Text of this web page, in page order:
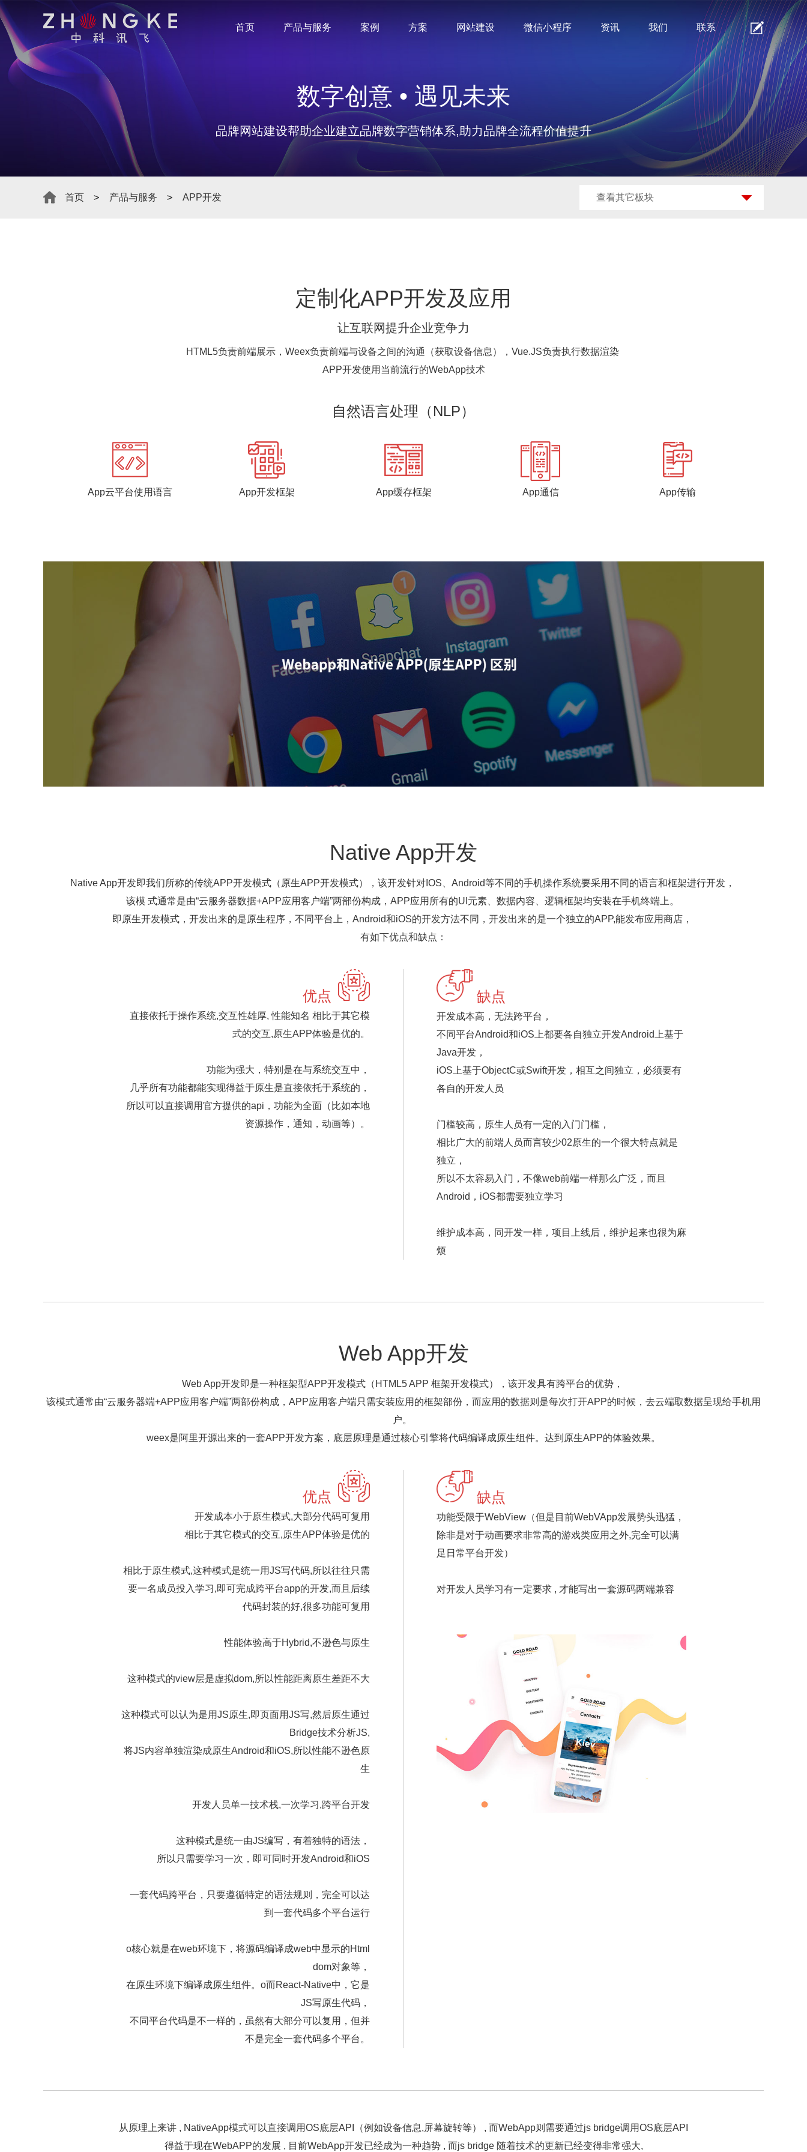
首页 产品与服务 案例 方案 网站建设 微信小程序 资讯 我们 联系
数字创意 • 遇见未来
品牌网站建设帮助企业建立品牌数字营销体系,助力品牌全流程价值提升
首页 产品与服务 APP开发 查看其它板块
定制化APP开发及应用
让互联网提升企业竞争力
HTML5负责前端展示，Weex负责前端与设备之间的沟通（获取设备信息），Vue.JS负责执行数据渲染
APP开发使用当前流行的WebApp技术
自然语言处理（NLP）
App云平台使用语言 App开发框架 App缓存框架 App通信 App传输
Native App开发
Native App开发即我们所称的传统APP开发模式（原生APP开发模式），该开发针对IOS、Android等不同的手机操作系统要采用不同的语言和框架进行开发，
该模 式通常是由“云服务器数据+APP应用客户端”两部份构成，APP应用所有的UI元素、数据内容、逻辑框架均安装在手机终端上。
即原生开发模式，开发出来的是原生程序，不同平台上，Android和iOS的开发方法不同，开发出来的是一个独立的APP,能发布应用商店，
有如下优点和缺点：
优点
直接依托于操作系统,交互性雄厚, 性能知名 相比于其它模
式的交互,原生APP体验是优的。
功能为强大，特别是在与系统交互中，
几乎所有功能都能实现得益于原生是直接依托于系统的，
所以可以直接调用官方提供的api，功能为全面（比如本地
资源操作，通知，动画等）。
缺点
开发成本高，无法跨平台，
不同平台Android和iOS上都要各自独立开发Android上基于
Java开发，
iOS上基于ObjectC或Swift开发，相互之间独立，必须要有
各自的开发人员
门槛较高，原生人员有一定的入门门槛，
相比广大的前端人员而言较少02原生的一个很大特点就是
独立，
所以不太容易入门，不像web前端一样那么广泛，而且
Android，iOS都需要独立学习
维护成本高，同开发一样，项目上线后，维护起来也很为麻
烦
Web App开发
Web App开发即是一种框架型APP开发模式（HTML5 APP 框架开发模式），该开发具有跨平台的优势，
该模式通常由“云服务器端+APP应用客户端”两部份构成，APP应用客户端只需安装应用的框架部份，而应用的数据则是每次打开APP的时候，去云端取数据呈现给手机用
户。
weex是阿里开源出来的一套APP开发方案，底层原理是通过核心引擎将代码编译成原生组件。达到原生APP的体验效果。
优点
开发成本小于原生模式,大部分代码可复用
相比于其它模式的交互,原生APP体验是优的
相比于原生模式,这种模式是统一用JS写代码,所以往往只需
要一名成员投入学习,即可完成跨平台app的开发,而且后续
代码封装的好,很多功能可复用
性能体验高于Hybrid,不逊色与原生
这种模式的view层是虚拟dom,所以性能距离原生差距不大
这种模式可以认为是用JS原生,即页面用JS写,然后原生通过
Bridge技术分析JS,
将JS内容单独渲染成原生Android和iOS,所以性能不逊色原
生
开发人员单一技术栈,一次学习,跨平台开发
这种模式是统一由JS编写，有着独特的语法，
所以只需要学习一次，即可同时开发Android和iOS
一套代码跨平台，只要遵循特定的语法规则，完全可以达
到一套代码多个平台运行
o核心就是在web环境下，将源码编译成web中显示的Html
dom对象等，
在原生环境下编译成原生组件。o而React-Native中，它是
JS写原生代码，
不同平台代码是不一样的，虽然有大部分可以复用，但并
不是完全一套代码多个平台。
缺点
功能受限于WebView（但是目前WebVApp发展势头迅猛，
除非是对于动画要求非常高的游戏类应用之外,完全可以满
足日常平台开发）
对开发人员学习有一定要求 , 才能写出一套源码两端兼容
从原理上来讲 , NativeApp模式可以直接调用OS底层API（例如设备信息,屏幕旋转等） , 而WebApp则需要通过js bridge调用OS底层API
得益于现在WebAPP的发展 , 目前WebApp开发已经成为一种趋势 , 而js bridge 随着技术的更新已经变得非常强大,